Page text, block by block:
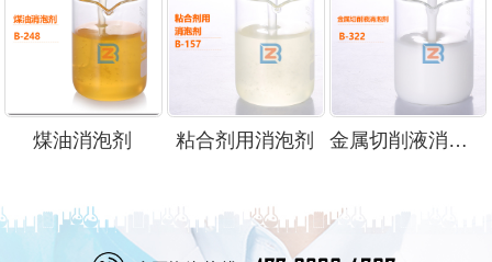
煤油消泡剂 粘合剂用消泡剂 金属切削液消泡剂